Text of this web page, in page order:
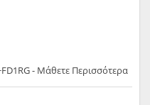
- Μάθετε Περισσότερα